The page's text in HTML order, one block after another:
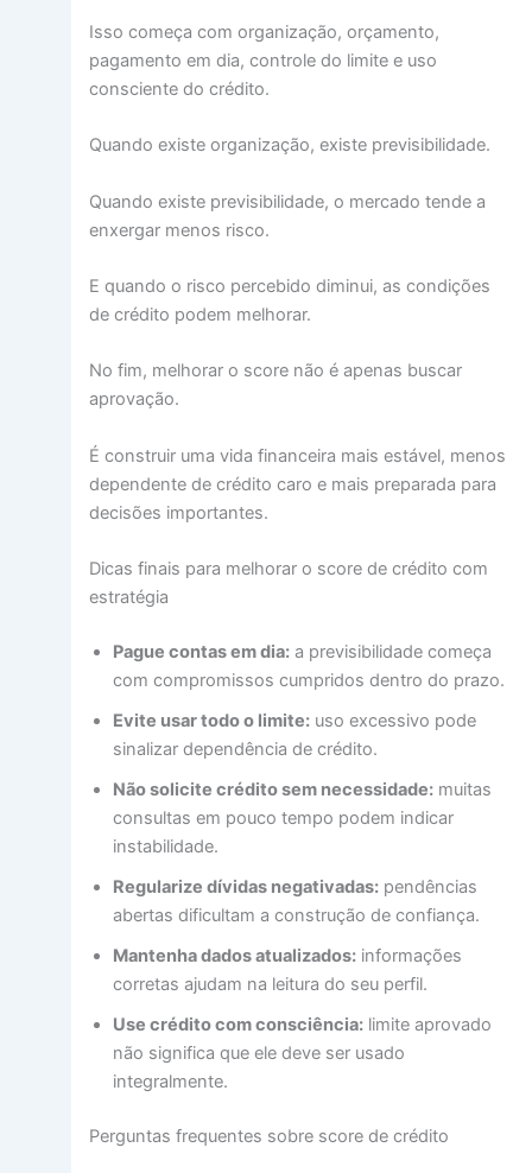
Isso começa com organização, orçamento,
pagamento em dia, controle do limite e uso
consciente do crédito.
Quando existe organização, existe previsibilidade.
Quando existe previsibilidade, o mercado tende a
enxergar menos risco.
E quando o risco percebido diminui, as condições
de crédito podem melhorar.
No fim, melhorar o score não é apenas buscar
aprovação.
É construir uma vida financeira mais estável, menos
dependente de crédito caro e mais preparada para
decisões importantes.
Dicas finais para melhorar o score de crédito com
estratégia
Pague contas em dia:a previsibilidade começa
com compromissos cumpridos dentro do prazo.
Evite usar todo o limite:uso excessivo pode
sinalizar dependência de crédito.
Não solicite crédito sem necessidade:muitas
consultas em pouco tempo podem indicar
instabilidade.
Regularize dívidas negativadas:pendências
abertas dificultam a construção de confiança.
Mantenha dados atualizados:informações
corretas ajudam na leitura do seu perfil.
Use crédito com consciência:limite aprovado
não significa que ele deve ser usado
integralmente.
Perguntas frequentes sobre score de crédito